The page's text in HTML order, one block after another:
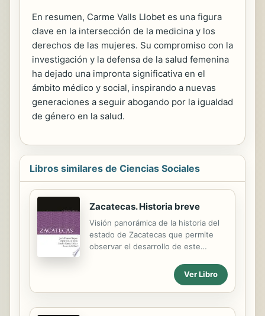
En resumen, Carme Valls Llobet es una figura
clave en la intersección de la medicina y los
derechos de las mujeres. Su compromiso con la
investigación y la defensa de la salud femenina
ha dejado una impronta significativa en el
ámbito médico y social, inspirando a nuevas
generaciones a seguir abogando por la igualdad
de género en la salud.
Libros similares de Ciencias Sociales
Zacatecas. Historia breve
Visión panorámica de la historia del
estado de Zacatecas que permite
observar el desarrollo de este
trascendentes como la conformación
de una cultura que tuvo decisiva
influencia en la formación de la
toltequidad, la obra resalta los inicios
Ver Libro